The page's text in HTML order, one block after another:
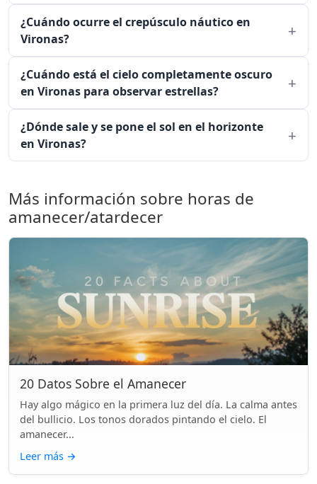
¿Cuándo ocurre el crepúsculo náutico en
Vironas?
¿Cuándo está el cielo completamente oscuro
en Vironas para observar estrellas?
¿Dónde sale y se pone el sol en el horizonte
en Vironas?
Más información sobre horas de
amanecer/atardecer
20 Datos Sobre el Amanecer
Hay algo mágico en la primera luz del día. La calma antes
del bullicio. Los tonos dorados pintando el cielo. El
amanecer...
Leer más →